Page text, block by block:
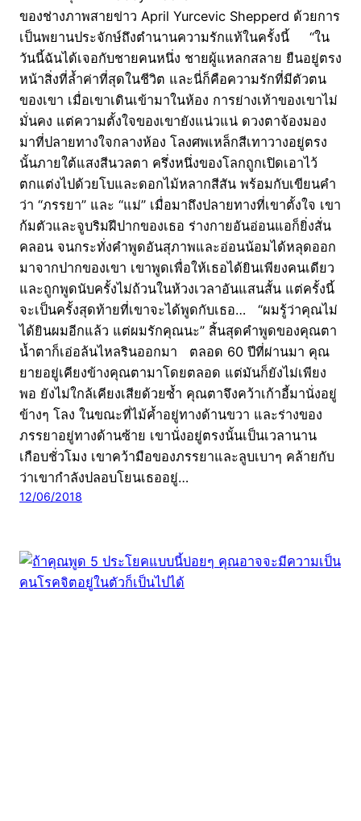
ของช่างภาพสายข่าว April Yurcevic Shepperd ด้วยการ
เป็นพยานประจักษ์ถึงตำนานความรักแท้ในครั้งนี้ “ใน
วันนี้ฉันได้เจอกับชายคนหนึ่ง ชายผู้แหลกสลาย ยืนอยู่ตรง
หน้าสิ่งที่ล้ำค่าที่สุดในชีวิต และนี่ก็คือความรักที่มีตัวตน
ของเขา เมื่อเขาเดินเข้ามาในห้อง การย่างเท้าของเขาไม่
มั่นคง แต่ความตั้งใจของเขายังแน่วแน่ ดวงตาจ้องมอง
มาที่ปลายทางใจกลางห้อง โลงศพเหล็กสีเทาวางอยู่ตรง
นั้นภายใต้แสงสีนวลตา ครึ่งหนึ่งของโลกถูกเปิดเอาไว้
ตกแต่งไปด้วยโบและดอกไม้หลากสีสัน พร้อมกับเขียนคำ
ว่า “ภรรยา” และ “แม่” เมื่อมาถึงปลายทางที่เขาตั้งใจ เขา
ก้มตัวและจูบริมฝีปากของเธอ ร่างกายอันอ่อนแอก็ยิ่งสั่น
คลอน จนกระทั่งคำพูดอันสุภาพและอ่อนน้อมได้หลุดออก
มาจากปากของเขา เขาพูดเพื่อให้เธอได้ยินเพียงคนเดียว
และถูกพูดนับครั้งไม่ถ้วนในห้วงเวลาอันแสนสั้น แต่ครั้งนี้
จะเป็นครั้งสุดท้ายที่เขาจะได้พูดกับเธอ… “ผมรู้ว่าคุณไม่
ได้ยินผมอีกแล้ว แต่ผมรักคุณนะ” สิ้นสุดคำพูดของคุณตา
น้ำตาก็เอ่อล้นไหลรินออกมา ตลอด 60 ปีที่ผ่านมา คุณ
ยายอยู่เคียงข้างคุณตามาโดยตลอด แต่มันก็ยังไม่เพียง
พอ ยังไม่ใกล้เคียงเสียด้วยซ้ำ คุณตาจึงคว้าเก้าอี้มานั่งอยู่
ข้างๆ โลง ในขณะที่ไม้ค้ำอยู่ทางด้านขวา และร่างของ
ภรรยาอยู่ทางด้านซ้าย เขานั่งอยู่ตรงนั้นเป็นเวลานาน
เกือบชั่วโมง เขาคว้ามือของภรรยาและลูบเบาๆ คล้ายกับ
ว่าเขากำลังปลอบโยนเธออยู่…
12/06/2018